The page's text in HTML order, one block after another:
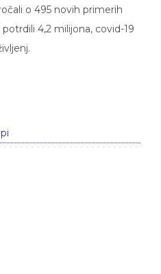
o 495 novih primerih
4,2 milijona, covid-19